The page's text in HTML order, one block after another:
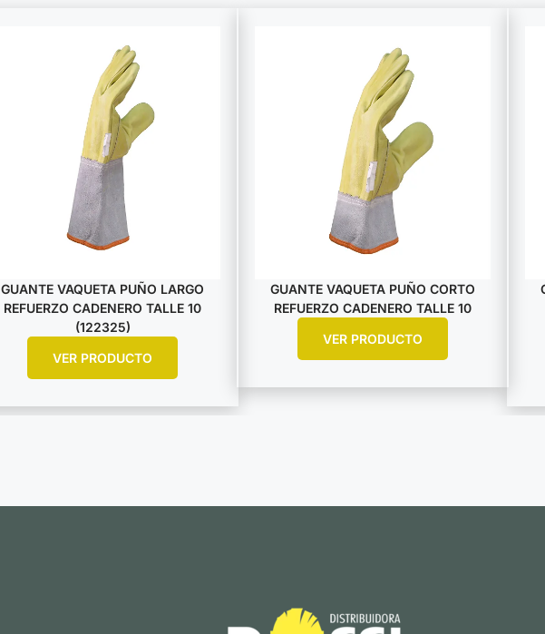
GUANTE VAQUETA PUÑO LARGO
REFUERZO CADENERO TALLE 10
(122325)
VER PRODUCTO
GUANTE VAQUETA PUÑO CORTO
REFUERZO CADENERO TALLE 10
VER PRODUCTO